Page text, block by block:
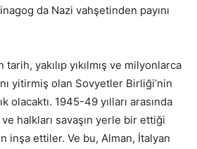
da Nazi vahşetinden payını
tarih, yakılıp yıkılmış ve milyonlarca
yitirmiş olan Sovyetler Birliği’nin
olacaktı. 1945-49 yılları arasında
halkları savaşın yerle bir ettiği
inşa ettiler. Ve bu, Alman, İtalyan